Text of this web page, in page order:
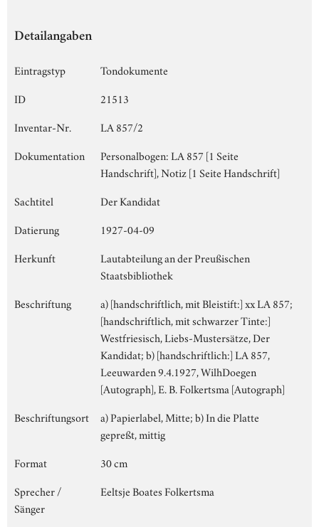
Detailangaben
Eintragstyp
Tondokumente
ID
21513
Inventar-Nr.
LA 857/2
Dokumentation
Personalbogen: LA 857 [1 Seite
Handschrift], Notiz [1 Seite Handschrift]
Sachtitel
Der Kandidat
Datierung
1927-04-09
Herkunft
Lautabteilung an der Preußischen
Staatsbibliothek
Beschriftung
a) [handschriftlich, mit Bleistift:] xx LA 857;
[handschriftlich, mit schwarzer Tinte:]
Westfriesisch, Liebs-Mustersätze, Der
Kandidat; b) [handschriftlich:] LA 857,
Leeuwarden 9.4.1927, WilhDoegen
[Autograph], E. B. Folkertsma [Autograph]
Beschriftungsort
a) Papierlabel, Mitte; b) In die Platte
gepreßt, mittig
Format
30 cm
Sprecher /
Sänger
Eeltsje Boates Folkertsma